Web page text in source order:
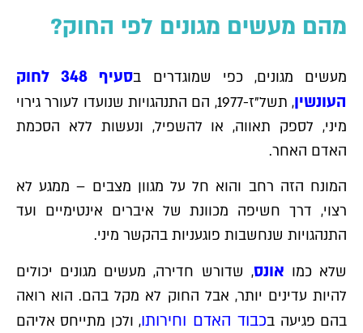
מהם מעשים מגונים לפי החוק?
מעשים מגונים, כפי שמוגדרים ב
סעיף 348 לחוק
העונשין
, תשל"ז-1977, הם התנהגויות שנועדו לעורר גירוי
מיני, לספק תאווה, או להשפיל, ונעשות ללא הסכמת
האדם האחר.
המונח הזה רחב והוא חל על מגוון מצבים – ממגע לא
רצוי, דרך חשיפה מכוונת של איברים אינטימיים ועד
התנהגויות שנחשבות פוגעניות בהקשר מיני.
שלא כמו אונס, שדורש חדירה, מעשים מגונים יכולים
להיות עדינים יותר, אבל החוק לא מקל בהם. הוא רואה
בהם פגיעה בכבוד האדם וחירותו, ולכן מתייחס אליהם